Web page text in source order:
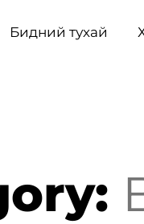
Бидний тухай